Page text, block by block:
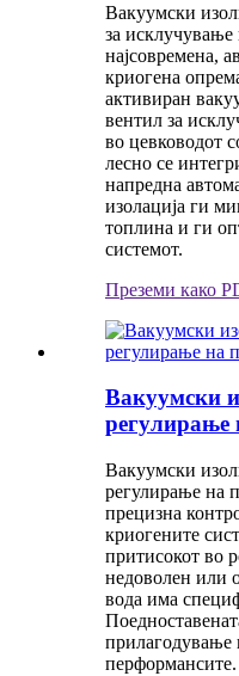
Вакуумски
за исклучување
најсовремена,
криогена
активиран
вентил за
во цевководот
лесно се
напредна
изолација ги
топлина и ги
системот.
Преземи како
Вакуумски
регулирање
Вакуумски
регулирање на
прецизна
криогените
притисокот во
недоволен или
вода има
прилагодување
перформансите.